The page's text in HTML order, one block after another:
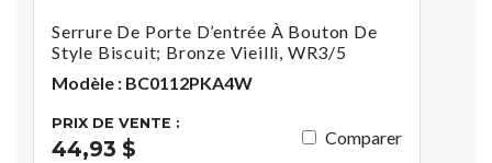
Serrure De Porte D’entrée À Bouton De
Style Biscuit; Bronze Vieilli, WR3/5
Modèle : BC0112PKA4W
PRIX DE VENTE :
44,93 $ Comparer